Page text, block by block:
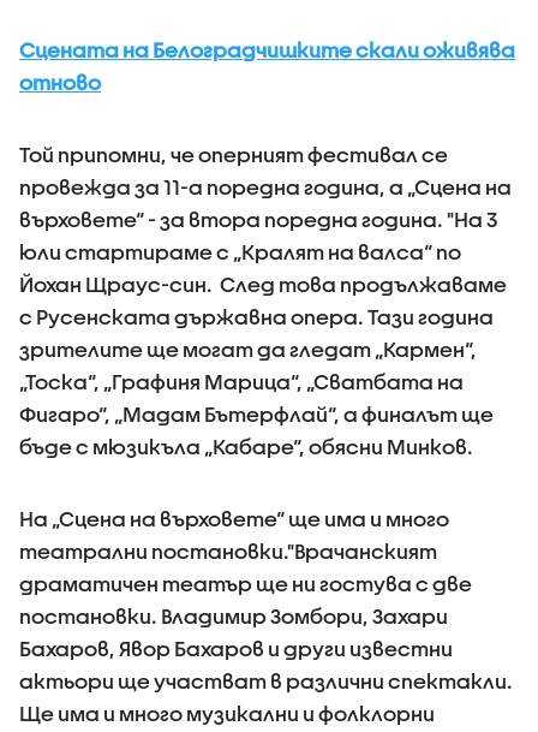
Сцената на Белоградчишките скали оживява
отново
Той припомни, че оперният фестивал се
провежда за 11-а поредна година, а „Сцена на
върховете“ - за втора поредна година. "На 3
юли стартираме с „Кралят на валса“ по
Йохан Щраус-син. След това продължаваме
с Русенската държавна опера. Тази година
зрителите ще могат да гледат „Кармен“,
„Тоска“, „Графиня Марица“, „Сватбата на
Фигаро“, „Мадам Бътерфлай“, а финалът ще
бъде с мюзикъла „Кабаре“, обясни Минков.
На „Сцена на върховете“ ще има и много
театрални постановки."Врачанският
драматичен театър ще ни гостува с две
постановки. Владимир Зомбори, Захари
Бахаров, Явор Бахаров и други известни
актьори ще участват в различни спектакли.
Ще има и много музикални и фолклорни